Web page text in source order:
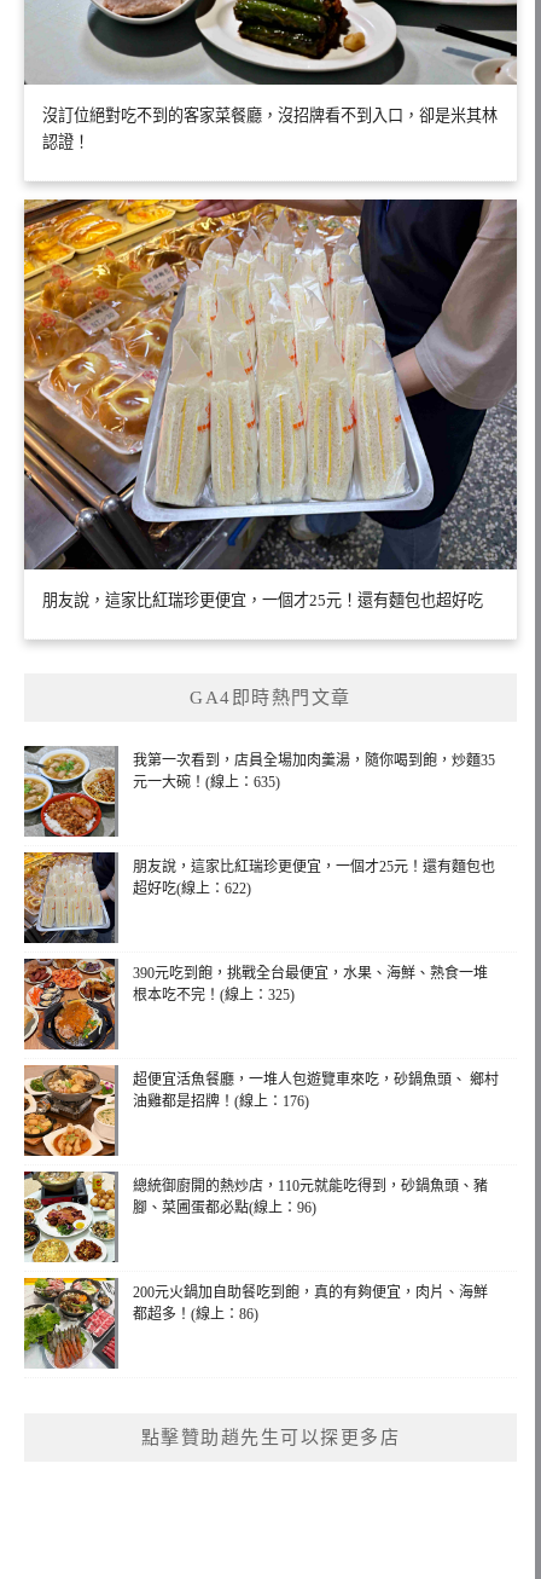
沒訂位絕對吃不到的客家菜餐廳，沒招牌看不到入口，卻是米其林
認證！
朋友說，這家比紅瑞珍更便宜，一個才25元！還有麵包也超好吃
GA4即時熱門文章
我第一次看到，店員全場加肉羹湯，隨你喝到飽，炒麵35
元一大碗！(線上：635)
朋友說，這家比紅瑞珍更便宜，一個才25元！還有麵包也
超好吃(線上：622)
390元吃到飽，挑戰全台最便宜，水果、海鮮、熟食一堆
根本吃不完！(線上：325)
超便宜活魚餐廳，一堆人包遊覽車來吃，砂鍋魚頭、 鄉村
油雞都是招牌！(線上：176)
總統御廚開的熱炒店，110元就能吃得到，砂鍋魚頭、豬
腳、菜圃蛋都必點(線上：96)
200元火鍋加自助餐吃到飽，真的有夠便宜，肉片、海鮮
都超多！(線上：86)
點擊贊助趙先生可以探更多店